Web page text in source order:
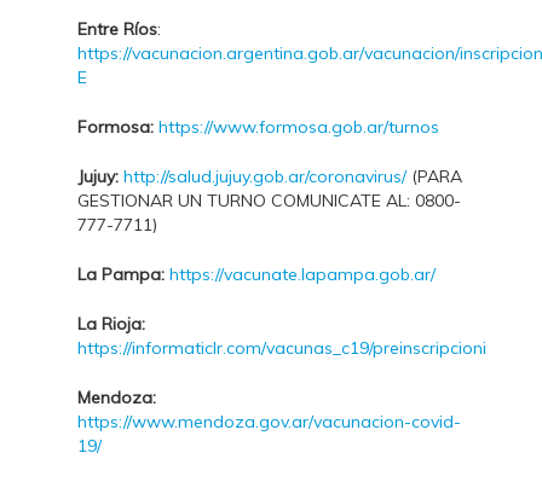
Entre Ríos:
https://vacunacion.argentina.gob.ar/vacunacion/
E
Formosa: https://www.formosa.gob.ar/turnos
Jujuy: http://salud.jujuy.gob.ar/coronavirus/(PARA
GESTIONAR UN TURNO COMUNICATE AL: 0800-
777-7711)
La Pampa: https://vacunate.lapampa.gob.ar/
La Rioja:
https://informaticlr.com/vacunas_c19/preinscripcioni
Mendoza:
https://www.mendoza.gov.ar/vacunacion-covid-
19/